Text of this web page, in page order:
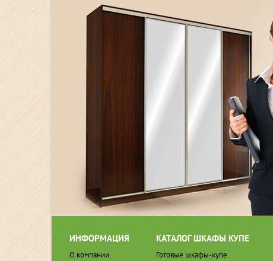
ИНФОРМАЦИЯ
О компании
КАТАЛОГ ШКАФЫ КУПЕ
Готовые шкафы-купе